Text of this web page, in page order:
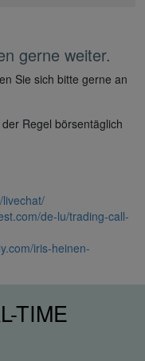
gerne weiter.
Sie sich bitte gerne an
Regel börsentäglich
livechat/
de-lu/trading-call-
iris-heinen-
TIME